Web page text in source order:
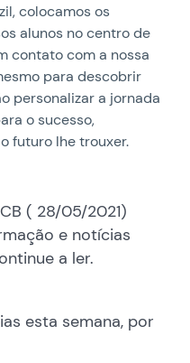
colocamos os
alunos no centro de
contato com a nossa
para descobrir
personalizar a jornada
o sucesso,
futuro lhe trouxer.
( 28/05/2021)
e notícias
a ler.
esta semana, por